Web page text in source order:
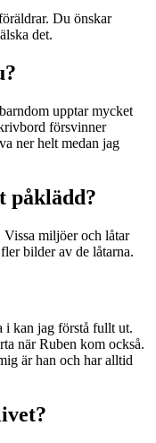
Du önskar
det.
upptar mycket
försvinner
ner helt medan jag
påklädd?
miljöer och låtar
bilder av de låtarna.
i kan jag förstå fullt ut.
när Ruben kom också.
är han och har alltid